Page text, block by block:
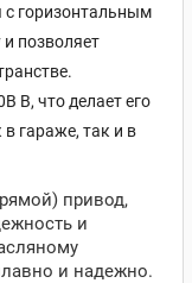
c горизонтальным
и позволяет
В, что делает его
гараже, так и в
привод,
и
и надежно.